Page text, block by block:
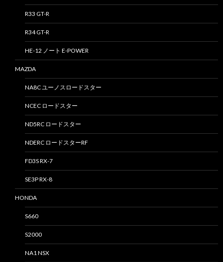
R33 GT-R
R34 GT-R
HE-12 ノート E-POWER
MAZDA
NA8C ユーノスロードスター
NCEC ロードスター
ND5RC ロードスター
NDERC ロードスターRF
FD3S RX-7
SE3P RX-8
HONDA
S660
S2000
NA1 NSX